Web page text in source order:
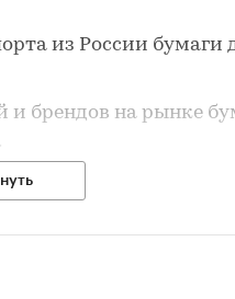
из России бумаги
и брендов на рынке
для импрегнирования
для